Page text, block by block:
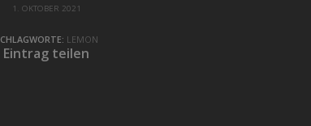
1. OKTOBER 2021
LEMON
Eintrag teilen